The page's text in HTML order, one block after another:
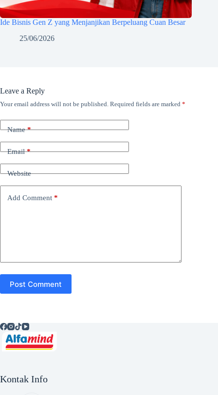
Ide Bisnis Gen Z yang Menjanjikan Berpeluang Cuan Besar
25/06/2026
Leave a Reply
Your email address will not be published. Required fields are marked *
Name*
Email*
Website
Add Comment *
Post Comment
Kontak Info